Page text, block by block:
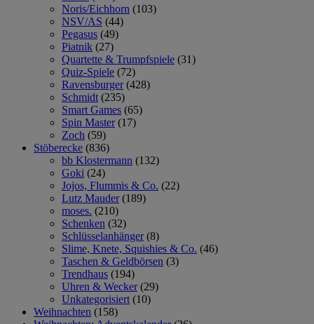
Noris/Eichhorn (103)
NSV/AS (44)
Pegasus (49)
Piatnik (27)
Quartette & Trumpfspiele (31)
Quiz-Spiele (72)
Ravensburger (428)
Schmidt (235)
Smart Games (65)
Spin Master (17)
Zoch (59)
Stöberecke (836)
bb Klostermann (132)
Goki (24)
Jojos, Flummis & Co. (22)
Lutz Mauder (189)
moses. (210)
Schenken (32)
Schlüsselanhänger (8)
Slime, Knete, Squishies & Co. (46)
Taschen & Geldbörsen (3)
Trendhaus (194)
Uhren & Wecker (29)
Unkategorisiert (10)
Weihnachten (158)